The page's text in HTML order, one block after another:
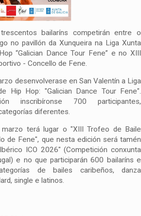
bailaríns competirán entre o
no pavillón da Xunqueira na Liga Xunta
“Galician Dance Tour Fene” e no XIII
- Concello de Fene.
desenvolverase en San Valentín a Liga
Hip Hop: "Galician Dance Tour Fene".
inscribíronse 700 participantes,
diferentes.
terá lugar o "XIII Trofeo de Baile
de Fene", que nesta edición será tamén
ICO 2026" (Competición conxunta
e no que participarán 600 bailaríns e
de bailes caribeños, danza
single e latinos.